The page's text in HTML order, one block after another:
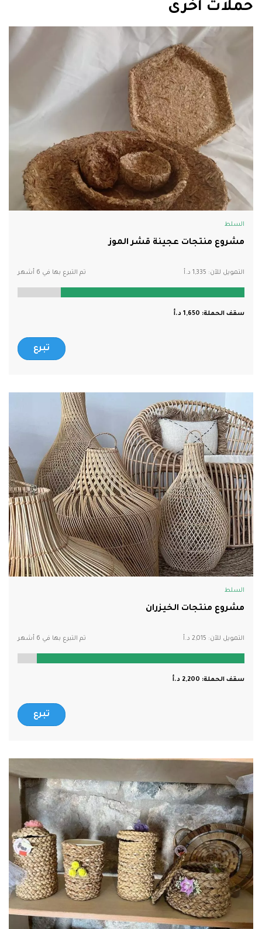
حملات أخرى
السلط
مشروع منتجات عجينة قشر الموز
التمويل للآن: 1,335 تم التبرع بها في 6 أشهر
سقف الحملة: 1,650
تبرع
السلط
مشروع منتجات الخيزران
التمويل للآن: 2,015 تم التبرع بها في 6 أشهر
سقف الحملة: 2,200
تبرع